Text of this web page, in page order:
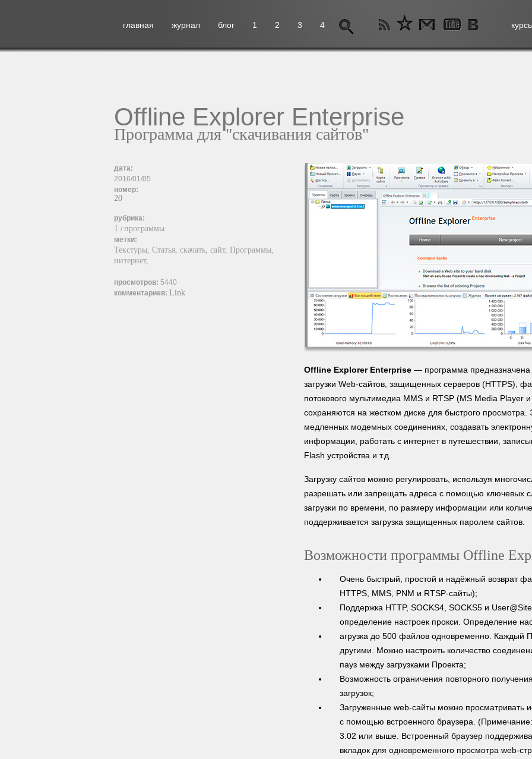
главная журнал блог 1 2 3 4
Offline Explorer Enterprise
Программа для "скачивания сайтов"
дата:
2016/01/05
номер:
20
рубрика:
1 / программы
метки:
Текстуры, Статья, скачать, сайт, Программы,
интернет,
просмотров: 5440
комментариев: Link
Offline Explorer Enterprise — программа предназначена
загрузки Web-сайтов, защищенных серверов (HTTPS),
потокового мультимедиа MMS и RTSP (MS Media
сохраняются на жестком диске для быстрого просмотра.
медленных модемных соединениях, создавать
информации, работать с интернет в путешествии,
Flash устройства и т.д.
Загрузку сайтов можно регулировать, используя
разрешать или запрещать адреса с помощью ключевых
загрузки по времени, по размеру информации или
поддерживается загрузка защищенных паролем сайтов.
Возможности программы Offline
Очень быстрый, простой и надёжный возврат
HTTPS, MMS, PNM и RTSP-сайты);
Поддержка HTTP, SOCKS4, SOCKS5 и
определение настроек прокси. Определение
агрузка до 500 файлов одновременно. Каждый
другими. Можно настроить количество
пауз между загрузками Проекта;
Возможность ограничения повторного
загрузок;
Загруженные web-сайты можно просматривать
с помощью встроенного браузера.
3.02 или выше. Встроенный браузер
вкладок для одновременного просмотра web-